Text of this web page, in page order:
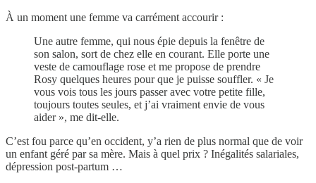
À un moment une femme va carrément accourir :
Une autre femme, qui nous épie depuis la fenêtre de
son salon, sort de chez elle en courant. Elle porte une
veste de camouflage rose et me propose de prendre
Rosy quelques heures pour que je puisse souffler. « Je
vous vois tous les jours passer avec votre petite fille,
toujours toutes seules, et j’ai vraiment envie de vous
aider », me dit-elle.
C’est fou parce qu’en occident, y’a rien de plus normal que de voir
un enfant géré par sa mère. Mais à quel prix ? Inégalités salariales,
dépression post-partum …